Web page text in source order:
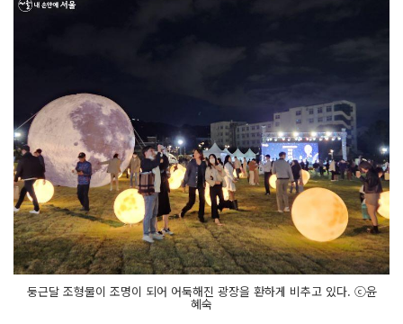
둥근달 조형물이 조명이 되어 어둑해진 광장을 환하게 비추고 있다. ⓒ윤
혜숙